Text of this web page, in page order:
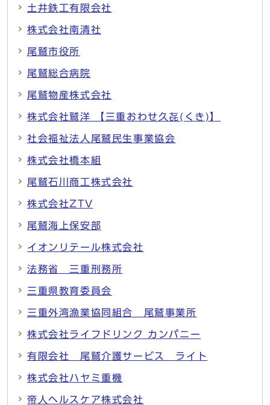
土井鉄工有限会社
株式会社南清社
尾鷲市役所
尾鷲総合病院
尾鷲物産株式会社
株式会社鷲洋 【三重おわせ久㐂(くき)】
社会福祉法人尾鷲民生事業協会
株式会社橋本組
尾鷲石川商工株式会社
株式会社ZTV
尾鷲海上保安部
イオンリテール株式会社
法務省 三重刑務所
三重県教育委員会
三重外湾漁業協同組合 尾鷲事業所
株式会社ライフドリンク カンパニー
有限会社 尾鷲介護サービス ライト
株式会社ハヤミ重機
帝人ヘルスケア株式会社